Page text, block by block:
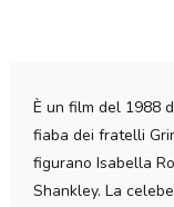
È un film del 1988
fiaba dei fratelli
figurano Isabella
Shankley. La